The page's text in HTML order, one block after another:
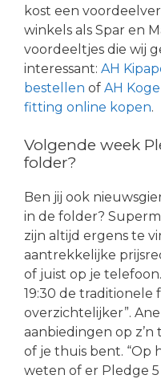
kost een
winkels als Spar en
voordeeltjes die wij
interessant: AH
bestellen of AH
fitting online kopen.
Volgende week
folder?
Ben jij ook
in de folder?
zijn altijd ergens te
aantrekkelijke
of juist op je
19:30 de traditionele
overzichtelijker”.
aanbiedingen op
of je thuis bent. “Op
weten of er Pledge